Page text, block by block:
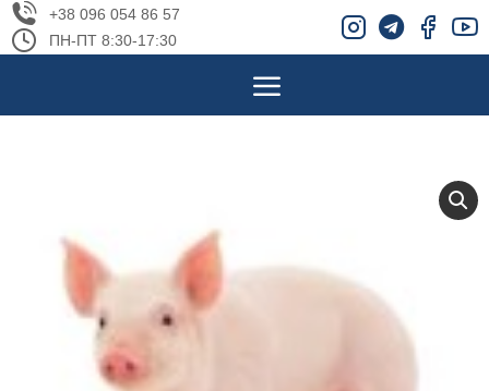
+38 096 054 86 57
ПН-ПТ 8:30-17:30